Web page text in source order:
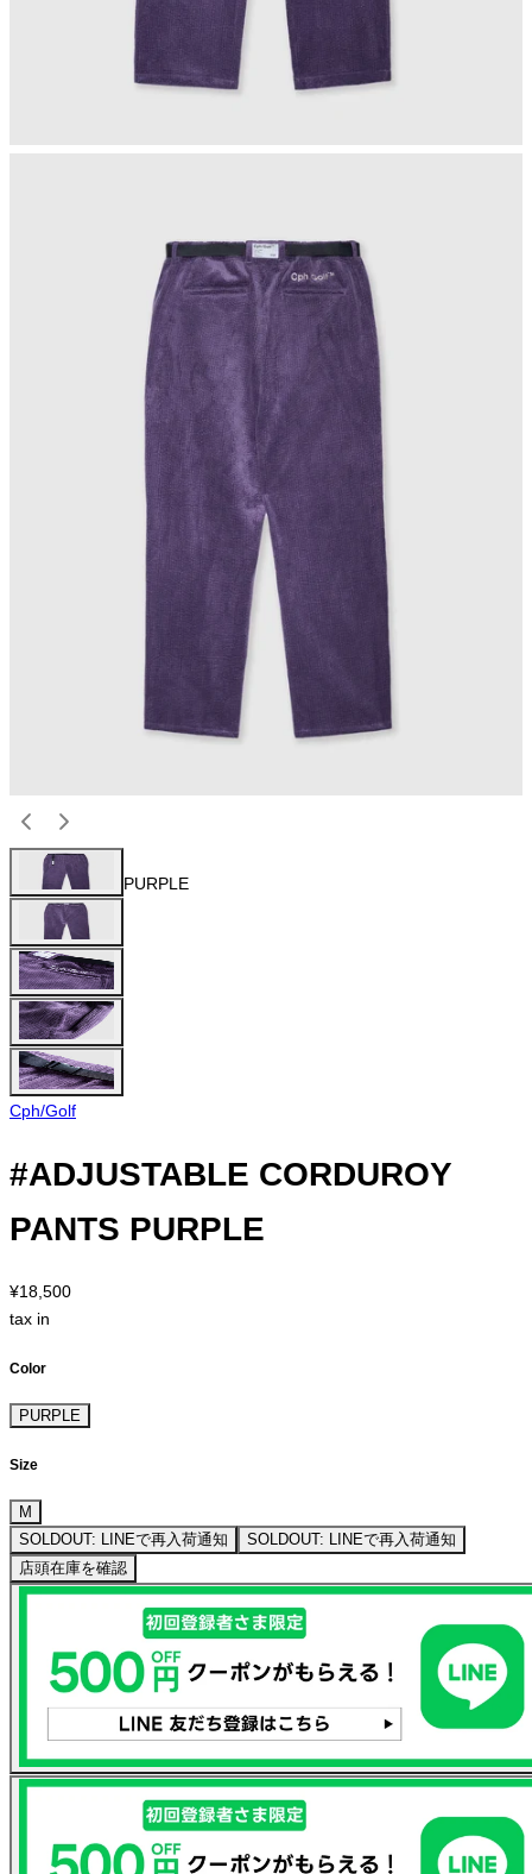
PURPLE
Cph/Golf
#ADJUSTABLE CORDUROY
PANTS PURPLE
¥18,500
tax in
Color
PURPLE
Size
M
SOLDOUT: LINEで再入荷通知
SOLDOUT: LINEで再入荷通知
店頭在庫を確認